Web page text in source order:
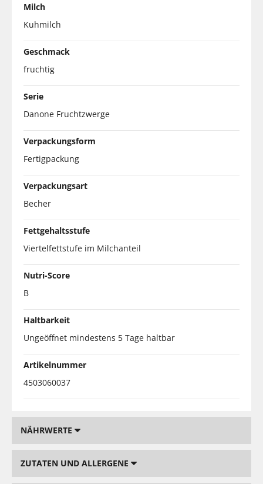
Milch
Kuhmilch
Geschmack
fruchtig
Serie
Danone Fruchtzwerge
Verpackungsform
Fertigpackung
Verpackungsart
Becher
Fettgehaltsstufe
Viertelfettstufe im Milchanteil
Nutri-Score
B
Haltbarkeit
Ungeöffnet mindestens 5 Tage haltbar
Artikelnummer
4503060037
NÄHRWERTE
ZUTATEN UND ALLERGENE